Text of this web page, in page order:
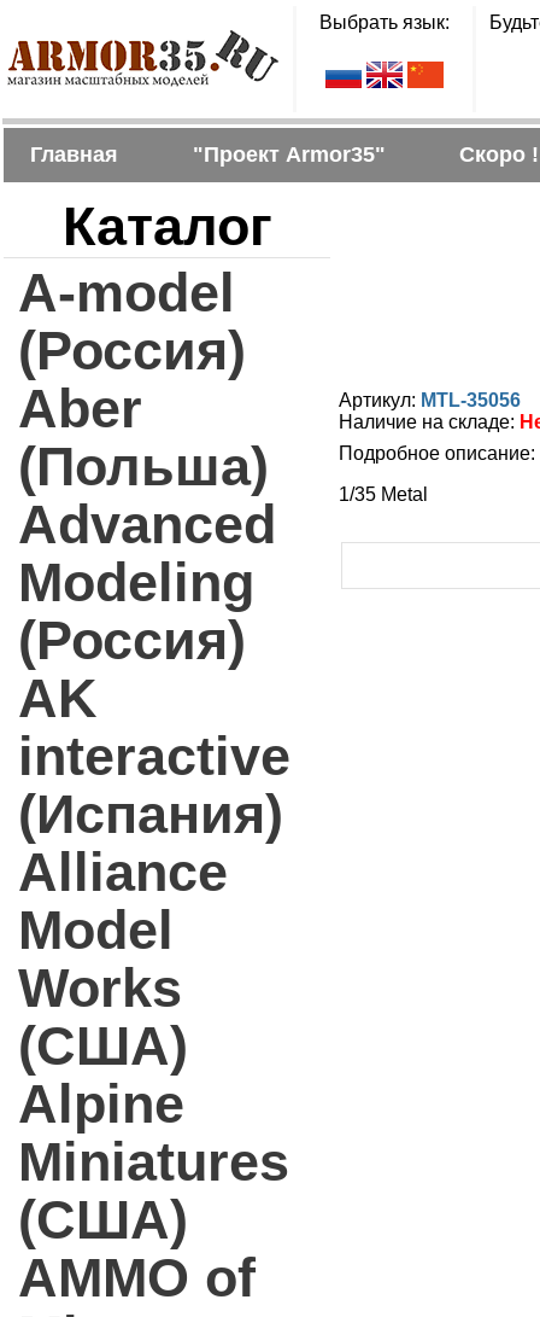
Выбрать язык:
Главная "Проект Armor35" Скоро !
Каталог
A-model
(Россия)
Aber
(Польша)
Advanced
Modeling
(Россия)
AK
interactive
(Испания)
Alliance
Model
Works
(США)
Alpine
Miniatures
(США)
AMMO of
Артикул: MTL-35056
Наличие на складе:
Подробное описание:
1/35 Metal